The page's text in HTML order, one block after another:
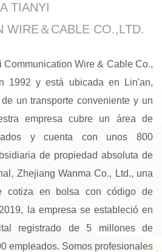
TIANYI
WIRE＆CABLE CO.,LTD.
Communication Wire & Cable Co.,
1992 y está ubicada en Lin'an,
un transporte conveniente y un
empresa cubre un área de
y cuenta con unos 800
de propiedad absoluta de
Zhejiang Wanma Co., Ltd., una
cotiza en bolsa con código de
la empresa se estableció en
registrado de 5 millones de
empleados. Somos profesionales